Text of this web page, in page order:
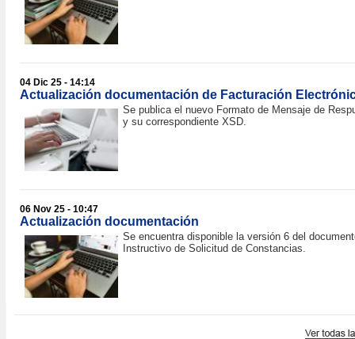
04 Dic 25 - 14:14
Actualización documentación de Facturación
Se publica el nuevo Formato de Mensaje de
y su correspondiente XSD.
06 Nov 25 - 10:47
Actualización documentación
Se encuentra disponible la versión 6 del
Instructivo de Solicitud de Constancias.